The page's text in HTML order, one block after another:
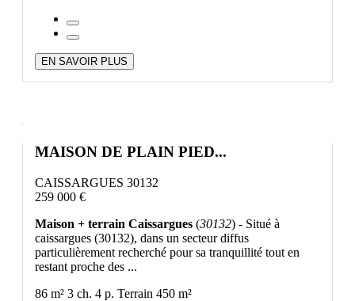
EN SAVOIR PLUS
MAISON DE PLAIN PIED...
CAISSARGUES 30132
259 000 €
Maison + terrain Caissargues (30132) - Situé à
caissargues (30132), dans un secteur diffus
particulièrement recherché pour sa tranquillité tout en
restant proche des ...
86 m² 3 ch. 4 p. Terrain 450 m²